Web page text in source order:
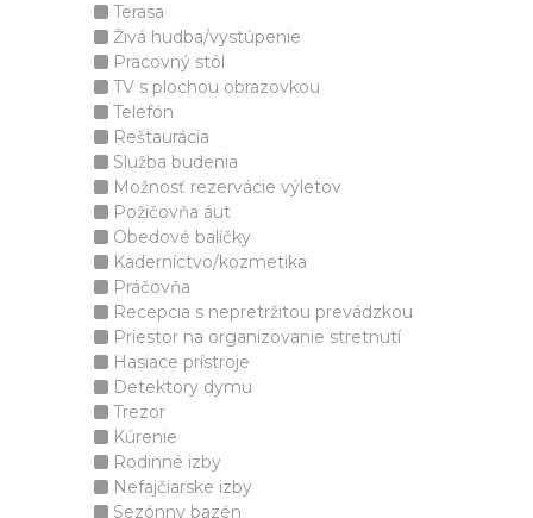
Terasa
Živá hudba/vystúpenie
Pracovný stôl
TV s plochou obrazovkou
Telefón
Reštaurácia
Služba budenia
Možnosť rezervácie výletov
Požičovňa áut
Obedové balíčky
Kaderníctvo/kozmetika
Práčovňa
Recepcia s nepretržitou prevádzkou
Priestor na organizovanie stretnutí
Hasiace prístroje
Detektory dymu
Trezor
Kúrenie
Rodinné izby
Nefajčiarske izby
Sezónny bazén